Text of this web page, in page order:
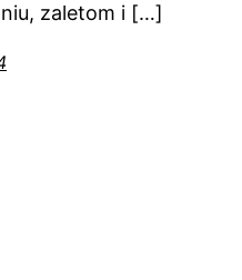
zaletom i […]